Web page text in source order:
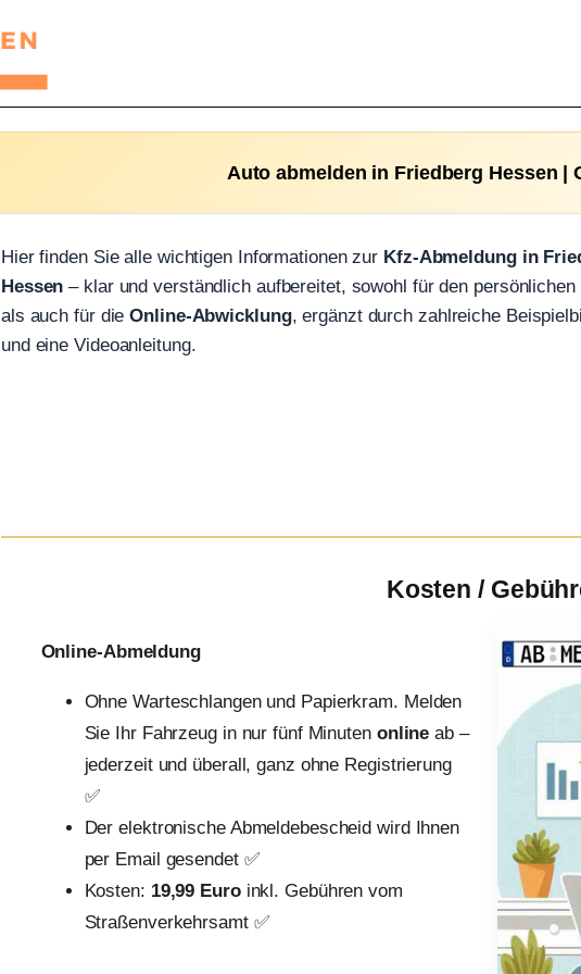
Auto abmelden in Friedberg Hessen |
Hier finden Sie alle wichtigen Informationen zur Kfz-Abmeldung in
Hessen – klar und verständlich aufbereitet, sowohl für den persönlichen
als auch für dieOnline-Abwicklung, ergänzt durch zahlreiche
und eine Videoanleitung.
Kosten /
Online-Abmeldung
Ohne Warteschlangen und Papierkram. Melden
Sie Ihr Fahrzeug in nur fünf Minuten online ab –
jederzeit und überall, ganz ohne Registrierung
✅
Der elektronische Abmeldebescheid wird Ihnen
per Email gesendet ✅
Kosten: 19,99 Euroinkl. Gebühren vom
Straßenverkehrsamt ✅